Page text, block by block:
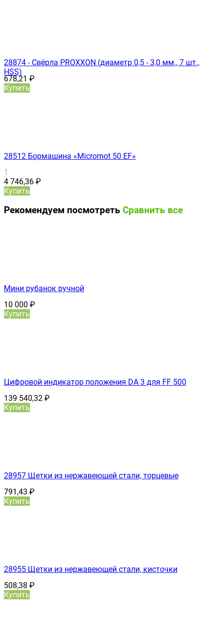
28874 - Свёрла PROXXON (диаметр 0,5 - 3,0 мм., 7 шт.,
HSS)
678,21 ₽
Купить
28512 Бормашина «Micromot 50 ЕF»
1
4 746,36 ₽
Купить
Рекомендуем посмотреть Сравнить все
Мини рубанок ручной
10 000 ₽
Купить
Цифровой индикатор положения DA 3 для FF 500
139 540,32 ₽
Купить
28957 Щетки из нержавеющей стали, торцевые
791,43 ₽
Купить
28955 Щетки из нержавеющей стали, кисточки
508,38 ₽
Купить